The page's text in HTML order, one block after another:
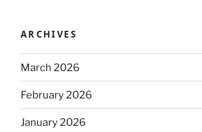
ARCHIVES
March 2026
February 2026
January 2026